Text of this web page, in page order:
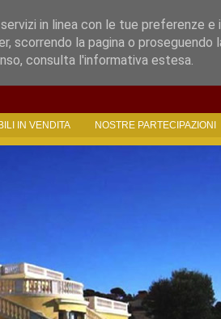
IN VENDITA NOSTRE PARTECIPAZIONI
in linea con le tue preferenze e
scorrendo la pagina o proseguendo
consulta l'informativa estesa.